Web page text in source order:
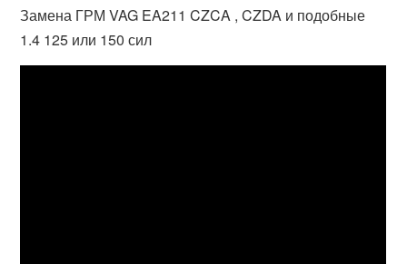
Замена ГРМ VAG EA211 CZCA , CZDA и подобные
1.4 125 или 150 сил